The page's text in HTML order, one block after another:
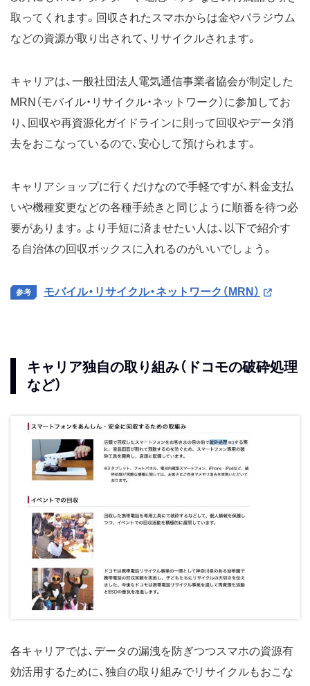
取ってくれます。回収されたスマホからは金やパラジウム
などの資源が取り出されて、リサイクルされます。
キャリアは、一般社団法人電気通信事業者協会が制定した
MRN（モバイル・リサイクル・ネットワーク）に参加してお
り、回収や再資源化ガイドラインに則って回収やデータ消
去をおこなっているので、安心して預けられます。
キャリアショップに行くだけなので手軽ですが、料金支払
いや機種変更などの各種手続きと同じように順番を待つ必
要があります。より手短に済ませたい人は、以下で紹介す
る自治体の回収ボックスに入れるのがいいでしょう。
モバイル・リサイクル・ネットワーク（MRN）
キャリア独自の取り組み（ドコモの破砕処理
など）
各キャリアでは、データの漏洩を防ぎつつスマホの資源有
効活用するために、独自の取り組みでリサイクルもおこな